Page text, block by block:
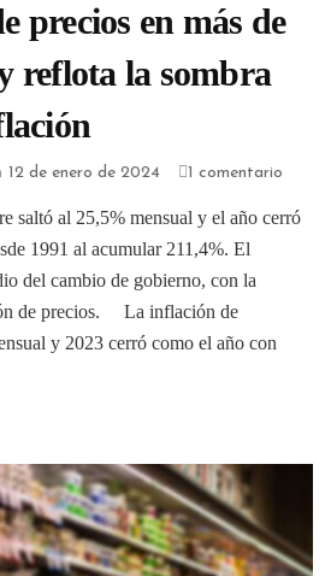
precios en más de
reflota la sombra
12 de enero de 2024 1 comentario
saltó al 25,5% mensual y el año cerró
1991 al acumular 211,4%. El
del cambio de gobierno, con la
de precios. La inflación de
y 2023 cerró como el año con